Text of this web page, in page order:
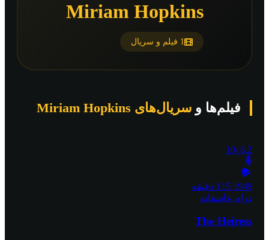
Miriam Hopkins
1 فیلم و سریال
فیلم‌ها و سریال‌های Miriam Hopkins
8.2
/10
1949 115 دقیقه
درام عاشقانه
The Heiress